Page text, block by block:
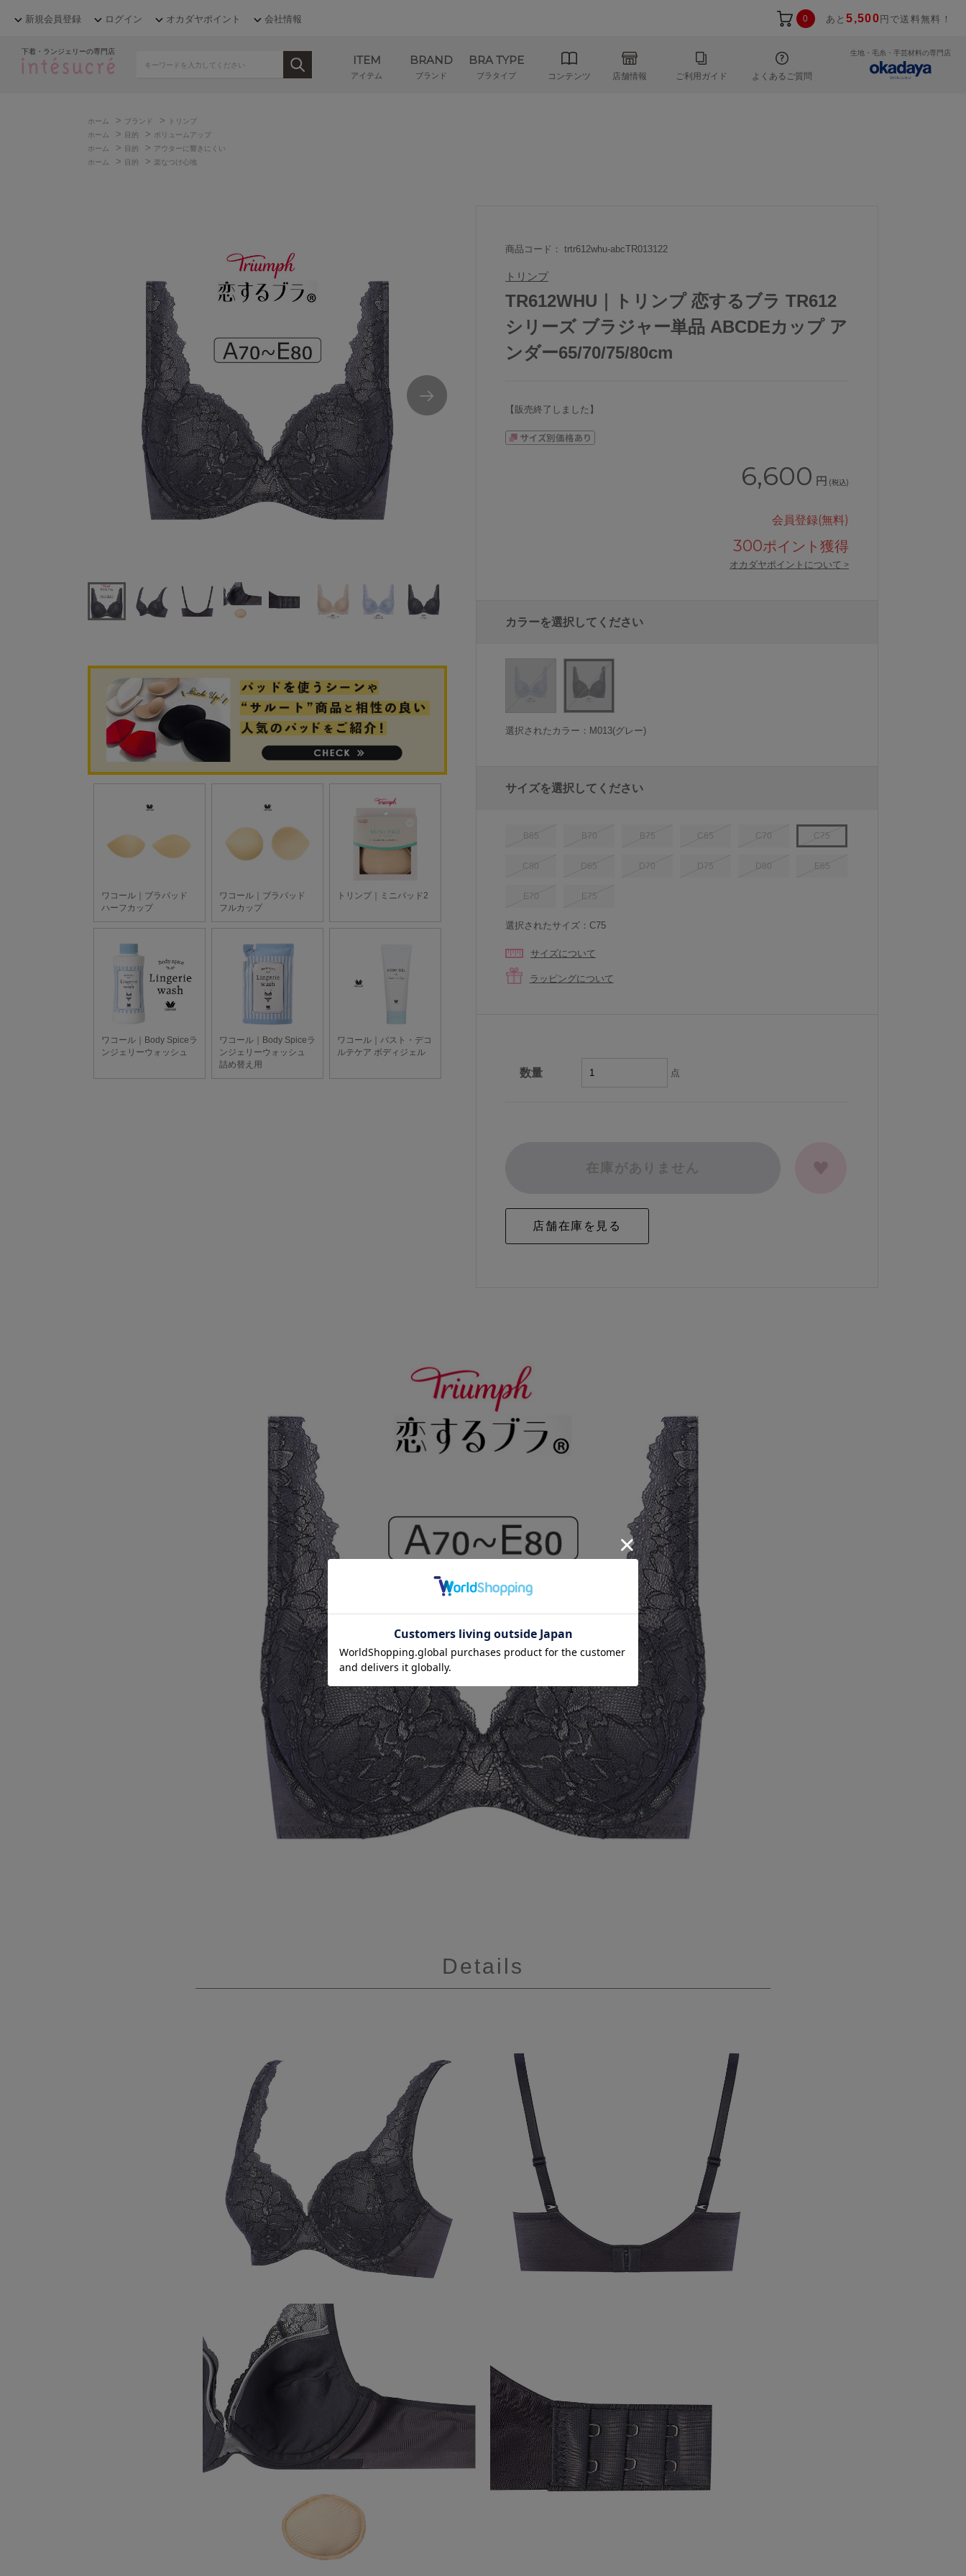
新規会員登録 ログイン オカダヤポイント 会社情報 0 あと5,500 円で送料無料！
下着・ランジェリーの専門店
ITEM
アイテム
BRAND
ブランド
BRA TYPE
ブラタイプ コンテンツ 店舗情報 ご利用ガイド よくあるご質問
生地・毛糸・手芸材料の専門店
ホーム > ブランド >
トリンプ
ホーム
> 目的 > ボリュームアップ
ホーム
> 目的 > アウターに響きにくい
ホーム
> 目的 > 楽なつけ心地
商品コード： trtr612whu-abcTR013122
トリンプ
TR612WHU｜トリンプ 恋するブラ TR612
シリーズ ブラジャー単品 ABCDEカップ ア
ンダー65/70/75/80cm
【販売終了しました】
6,600 円 (税込)
会員登録(無料)
300ポイント獲得
オカダヤポイントについて >
カラーを選択してください
選択されたカラー：M013(グレー)
サイズを選択してください
B65 B70 B75 C65 C70 C75
C80 D65 D70 D75 D80 E65
E70 E75
選択されたサイズ：C75
サイズについて
ラッピングについて
数量 点
在庫がありません
Details